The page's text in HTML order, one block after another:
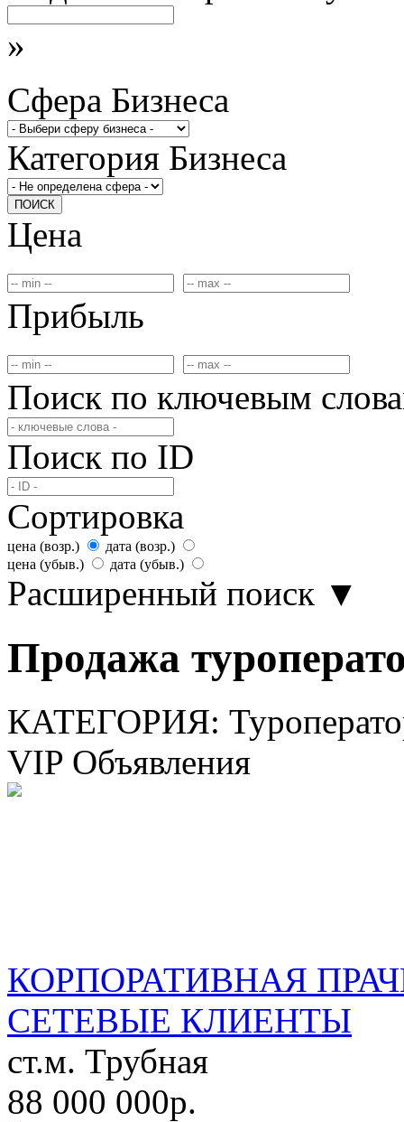
»
Сфера Бизнеса
Категория Бизнеса
ПОИСК
Цена
Прибыль
Поиск по ключевым
Поиск по ID
Сортировка
цена (возр.)
дата (возр.)
цена (убыв.)
дата (убыв.)
Расширенный поиск ▼
Продажа
КАТЕГОРИЯ:
VIP Объявления
КОРПОРАТИВНАЯ
СЕТЕВЫЕ КЛИЕНТЫ
ст.м. Трубная
88 000 000р.